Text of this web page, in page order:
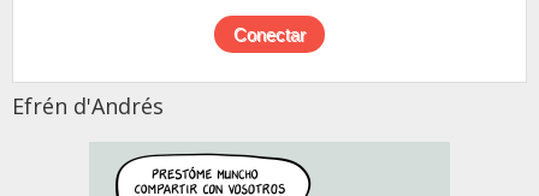
Efrén d'Andrés